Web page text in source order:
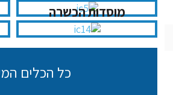
מוסדות הכשרה
כל הכלים